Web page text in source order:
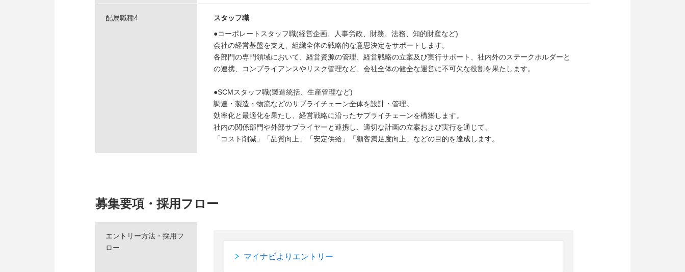
配属職種4
スタッフ職
●コーポレートスタッフ職(経営企画、人事労政、財務、法務、知的財産など)
会社の経営基盤を支え、組織全体の戦略的な意思決定をサポートします。
各部門の専門領域において、経営資源の管理、経営戦略の立案及び実行サポート、社内外のステークホルダーと
の連携、コンプライアンスやリスク管理など、会社全体の健全な運営に不可欠な役割を果たします。
●SCMスタッフ職(製造統括、生産管理など)
調達・製造・物流などのサプライチェーン全体を設計・管理。
効率化と最適化を果たし、経営戦略に沿ったサプライチェーンを構築します。
社内の関係部門や外部サプライヤーと連携し、適切な計画の立案および実行を通じて、
「コスト削減」「品質向上」「安定供給」「顧客満足度向上」などの目的を達成します。
募集要項・採用フロー
エントリー方法・採用フ
ロー
マイナビよりエントリー